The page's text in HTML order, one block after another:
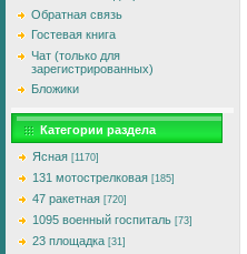
Обратная связь
Гостевая книга
Чат (только для
зарегистрированных)
Бложики
Категории раздела
Ясная [1170]
131 мотострелковая [185]
47 ракетная [720]
1095 военный госпиталь [73]
23 площадка [31]